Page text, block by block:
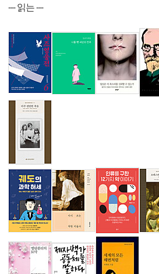
--- 읽는 ---